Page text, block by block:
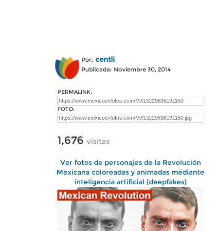
Por: centli
Publicada: Noviembre 30, 2014
PERMALINK:
FOTO:
1,676 visitas
Ver fotos de personajes de la Revolución
Mexicana coloreadas y animadas mediante
inteligencia artificial (deepfakes)